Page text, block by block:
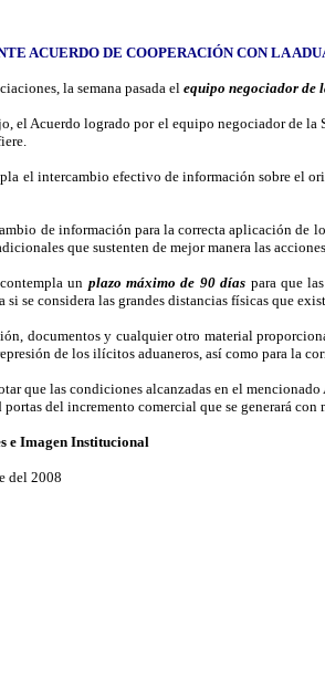
ACUERDO DE COOPERACIÓN CON LA
la semana pasada el equipo negociador de
el Acuerdo logrado por el equipo negociador de
el intercambio efectivo de información sobre el
de información para la correcta aplicación de
que sustenten de mejor manera las
un plazo máximo de 90 días para que
se considera las grandes distancias físicas que
documentos y cualquier otro material
de los ilícitos aduaneros, así como para la
que las condiciones alcanzadas en el
del incremento comercial que se generará
e Imagen Institucional
del 2008